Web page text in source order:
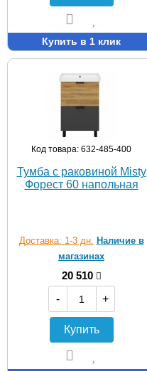
Купить в 1 клик
Код товара: 632-485-400
Тумба с раковиной Misty
Форест 60 напольная
Доставка: 1-3 дн. Наличие в
магазинах
20 510
-
+
Купить